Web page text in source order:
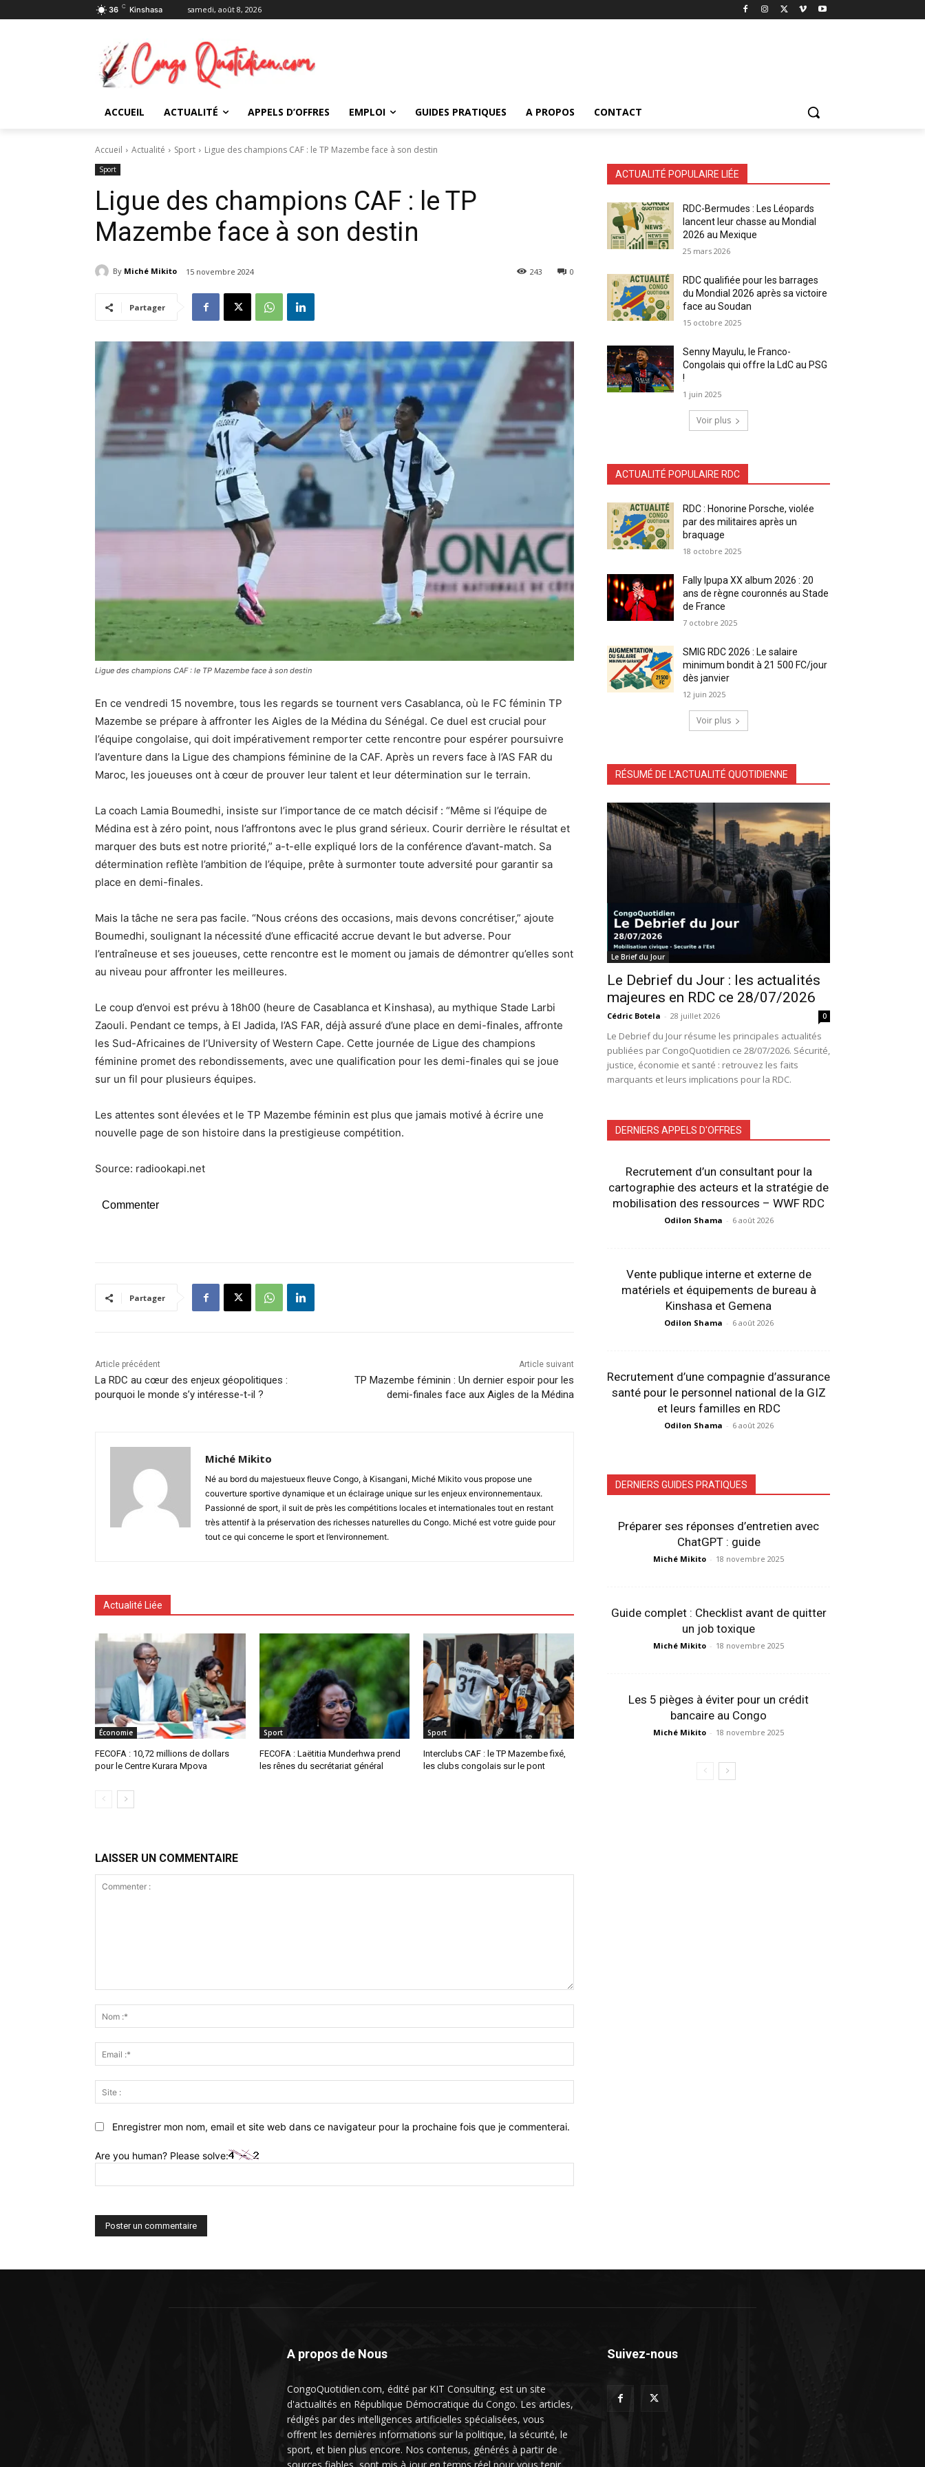
36 C Kinshasa samedi, août 8, 2026
ACCUEIL ACTUALITÉ APPELS D’OFFRES EMPLOI GUIDES PRATIQUES A PROPOS CONTACT
Accueil Actualité Sport Ligue des champions CAF : le TP Mazembe face à son destin
Sport
Ligue des champions CAF : le TP
Mazembe face à son destin
By Miché Mikito 15 novembre 2024 0
243
Partager
Ligue des champions CAF : le TP Mazembe face à son destin
En ce vendredi 15 novembre, tous les regards se tournent vers Casablanca, où le FC féminin TP
Mazembe se prépare à affronter les Aigles de la Médina du Sénégal. Ce duel est crucial pour
l’équipe congolaise, qui doit impérativement remporter cette rencontre pour espérer poursuivre
l’aventure dans la Ligue des champions féminine de la CAF. Après un revers face à l’AS FAR du
Maroc, les joueuses ont à cœur de prouver leur talent et leur détermination sur le terrain.
La coach Lamia Boumedhi, insiste sur l’importance de ce match décisif : “Même si l’équipe de
Médina est à zéro point, nous l’affrontons avec le plus grand sérieux. Courir derrière le résultat et
marquer des buts est notre priorité,” a-t-elle expliqué lors de la conférence d’avant-match. Sa
détermination reflète l’ambition de l’équipe, prête à surmonter toute adversité pour garantir sa
place en demi-finales.
Mais la tâche ne sera pas facile. “Nous créons des occasions, mais devons concrétiser,” ajoute
Boumedhi, soulignant la nécessité d’une efficacité accrue devant le but adverse. Pour
l’entraîneuse et ses joueuses, cette rencontre est le moment ou jamais de démontrer qu’elles sont
au niveau pour affronter les meilleures.
Le coup d’envoi est prévu à 18h00 (heure de Casablanca et Kinshasa), au mythique Stade Larbi
Zaouli. Pendant ce temps, à El Jadida, l’AS FAR, déjà assuré d’une place en demi-finales, affronte
les Sud-Africaines de l’University of Western Cape. Cette journée de Ligue des champions
féminine promet des rebondissements, avec une qualification pour les demi-finales qui se joue
sur un fil pour plusieurs équipes.
Les attentes sont élevées et le TP Mazembe féminin est plus que jamais motivé à écrire une
nouvelle page de son histoire dans la prestigieuse compétition.
Source: radiookapi.net
Commenter
Partager
Article précédent
La RDC au cœur des enjeux géopolitiques :
pourquoi le monde s’y intéresse-t-il ?
Article suivant
TP Mazembe féminin : Un dernier espoir pour les
demi-finales face aux Aigles de la Médina
Miché Mikito
Né au bord du majestueux fleuve Congo, à Kisangani, Miché Mikito vous propose une
couverture sportive dynamique et un éclairage unique sur les enjeux environnementaux.
Passionné de sport, il suit de près les compétitions locales et internationales tout en restant
très attentif à la préservation des richesses naturelles du Congo. Miché est votre guide pour
tout ce qui concerne le sport et l’environnement.
Actualité Liée
Économie
FECOFA : 10,72 millions de dollars
pour le Centre Kurara Mpova
Sport
FECOFA : Laëtitia Munderhwa prend
les rênes du secrétariat général
Sport
Interclubs CAF : le TP Mazembe fixé,
les clubs congolais sur le pont
LAISSER UN COMMENTAIRE
:*
:*
:
Enregistrer mon nom, email et site web dans ce navigateur pour la prochaine fois que je commenterai.
Are you human? Please solve:
ACTUALITÉ POPULAIRE LIÉE
RDC-Bermudes : Les Léopards
lancent leur chasse au Mondial
2026 au Mexique
25 mars 2026
RDC qualifiée pour les barrages
du Mondial 2026 après sa victoire
face au Soudan
15 octobre 2025
Senny Mayulu, le Franco-
Congolais qui offre la LdC au PSG
!
1 juin 2025
Voir plus
ACTUALITÉ POPULAIRE RDC
RDC : Honorine Porsche, violée
par des militaires après un
braquage
18 octobre 2025
Fally Ipupa XX album 2026 : 20
ans de règne couronnés au Stade
de France
7 octobre 2025
SMIG RDC 2026 : Le salaire
minimum bondit à 21 500 FC/jour
dès janvier
12 juin 2025
Voir plus
RÉSUMÉ DE L'ACTUALITÉ QUOTIDIENNE
Le Brief du Jour
Le Debrief du Jour : les actualités
majeures en RDC ce 28/07/2026
Cédric Botela - 28 juillet 2026 0
Le Debrief du Jour résume les principales actualités
publiées par CongoQuotidien ce 28/07/2026. Sécurité,
justice, économie et santé : retrouvez les faits
marquants et leurs implications pour la RDC.
DERNIERS APPELS D'OFFRES
Recrutement d’un consultant pour la
cartographie des acteurs et la stratégie de
mobilisation des ressources – WWF RDC
Odilon Shama - 6 août 2026
Vente publique interne et externe de
matériels et équipements de bureau à
Kinshasa et Gemena
Odilon Shama - 6 août 2026
Recrutement d’une compagnie d’assurance
santé pour le personnel national de la GIZ
et leurs familles en RDC
Odilon Shama - 6 août 2026
DERNIERS GUIDES PRATIQUES
Préparer ses réponses d’entretien avec
ChatGPT : guide
Miché Mikito - 18 novembre 2025
Guide complet : Checklist avant de quitter
un job toxique
Miché Mikito - 18 novembre 2025
Les 5 pièges à éviter pour un crédit
bancaire au Congo
Miché Mikito - 18 novembre 2025
A propos de Nous
CongoQuotidien.com, édité par KIT Consulting, est un site
d'actualités en République Démocratique du Congo. Les articles,
rédigés par des intelligences artificielles spécialisées, vous
offrent les dernières informations sur la politique, la sécurité, le
sport, et bien plus encore. Nos contenus, générés à partir de
Suivez-nous